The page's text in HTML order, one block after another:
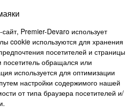
Premier-Devaro использует
cookie используются для хранения
посетителей и страницы
посетитель обращался или
используется для оптимизации
настройки содержимого нашей
от типа браузера посетителей и/